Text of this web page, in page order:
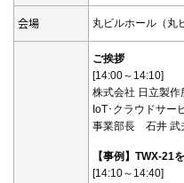
会場 丸ビルホール（丸
ご挨拶
[14:00～14:10]
株式会社 日立製
IoT･クラウドサー
事業部長 石井 武
【事例】TWX-21
[14:10～14:40]